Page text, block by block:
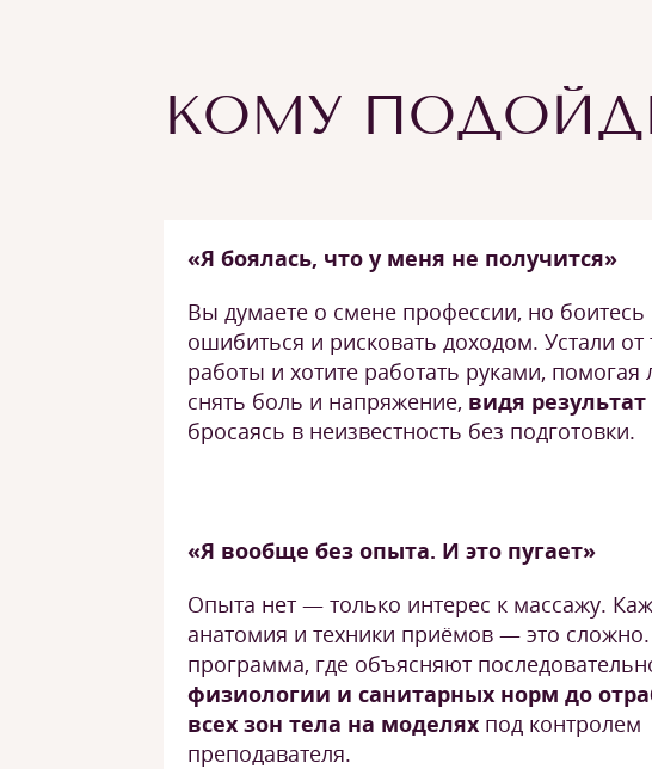
КОМУ
«Я боялась, что у меня не получится»
Вы думаете о смене профессии, но боитесь
ошибиться и рисковать доходом. Устали от
работы и хотите работать руками,
снять боль и напряжение, видя результат
бросаясь в неизвестность без подготовки.
«Я вообще без опыта. И это пугает»
Опыта нет — только интерес к массажу.
анатомия и техники приёмов — это
программа, где объясняют
физиологии и санитарных норм до
всех зон тела на моделях под контролем
преподавателя.